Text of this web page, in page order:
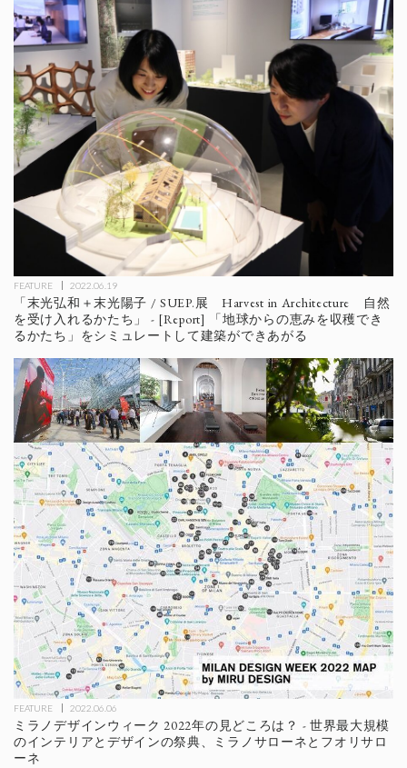
FEATURE 2022.06.19
「末光弘和＋末光陽子 / SUEP.展 Harvest in Architecture 自然
を受け入れるかたち」 - [Report] 「地球からの恵みを収穫でき
るかたち」をシミュレートして建築ができあがる
FEATURE 2022.06.06
ミラノデザインウィーク 2022年の見どころは？ - 世界最大規模
のインテリアとデザインの祭典、ミラノサローネとフオリサロ
ーネ